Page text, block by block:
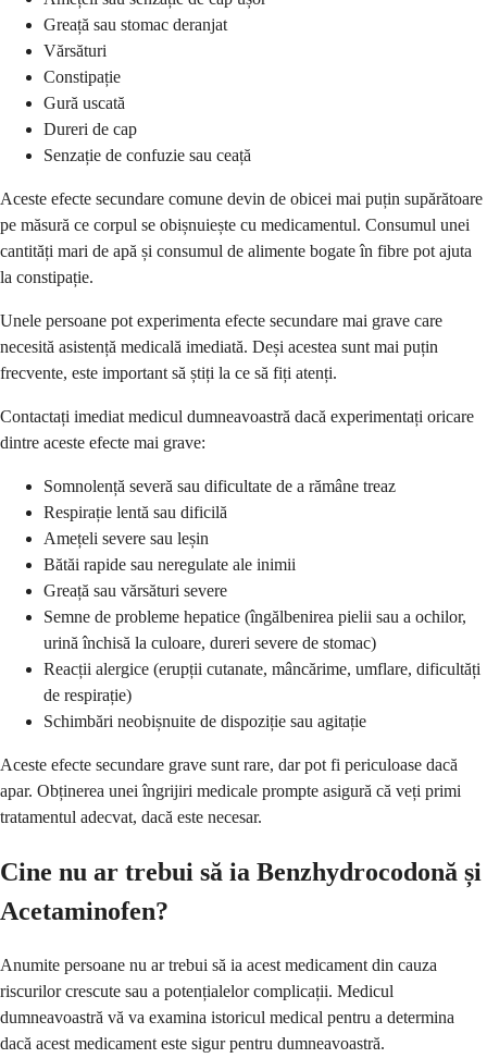
Greață sau stomac deranjat
Vărsături
Constipație
Gură uscată
Dureri de cap
Senzație de confuzie sau ceață
Aceste efecte secundare comune devin de obicei mai puțin supărătoare
pe măsură ce corpul se obișnuiește cu medicamentul. Consumul unei
cantități mari de apă și consumul de alimente bogate în fibre pot ajuta
la constipație.
Unele persoane pot experimenta efecte secundare mai grave care
necesită asistență medicală imediată. Deși acestea sunt mai puțin
frecvente, este important să știți la ce să fiți atenți.
Contactați imediat medicul dumneavoastră dacă experimentați oricare
dintre aceste efecte mai grave:
Somnolență severă sau dificultate de a rămâne treaz
Respirație lentă sau dificilă
Amețeli severe sau leșin
Bătăi rapide sau neregulate ale inimii
Greață sau vărsături severe
Semne de probleme hepatice (îngălbenirea pielii sau a ochilor,
urină închisă la culoare, dureri severe de stomac)
Reacții alergice (erupții cutanate, mâncărime, umflare, dificultăți
de respirație)
Schimbări neobișnuite de dispoziție sau agitație
Aceste efecte secundare grave sunt rare, dar pot fi periculoase dacă
apar. Obținerea unei îngrijiri medicale prompte asigură că veți primi
tratamentul adecvat, dacă este necesar.
Cine nu ar trebui să ia Benzhydrocodonă și
Acetaminofen?
Anumite persoane nu ar trebui să ia acest medicament din cauza
riscurilor crescute sau a potențialelor complicații. Medicul
dumneavoastră vă va examina istoricul medical pentru a determina
dacă acest medicament este sigur pentru dumneavoastră.